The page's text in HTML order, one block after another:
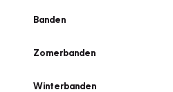
Banden
Zomerbanden
Winterbanden